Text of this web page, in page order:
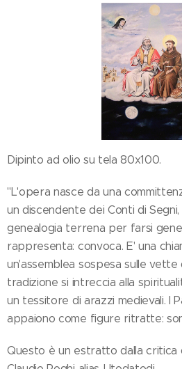
Dipinto ad olio su tela 80x100.
"L'opera nasce da una
un discendente dei Conti di
genealogia terrena per farsi
rappresenta: convoca. E' una
un'assemblea sospesa sulle vette
tradizione si intreccia alla
un tessitore di arazzi medievali. I
appaiono come figure ritratte:
Questo è un estratto dalla critica